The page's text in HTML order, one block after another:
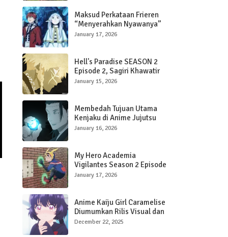
Maksud Perkataan Frieren
“Menyerahkan Nyawanya”
kepada Stark di Gua Bijih
January 17, 2026
Hell's Paradise SEASON 2
Episode 2, Sagiri Khawatir
January 15, 2026
Membedah Tujuan Utama
Kenjaku di Anime Jujutsu
Kaisen
January 16, 2026
My Hero Academia
Vigilantes Season 2 Episode
3, Quirk Koichi Berkembang
January 17, 2026
Anime Kaiju Girl Caramelise
Diumumkan Rilis Visual dan
PV, Tayang 2026
December 22, 2025